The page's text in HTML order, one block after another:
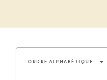
ORDRE ALPHABÉTIQUE arrow_drop_down